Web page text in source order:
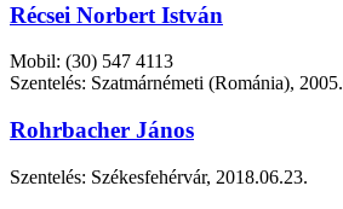
Récsei Norbert István
Mobil: (30) 547 4113
Szentelés: Szatmárnémeti (Románia),
Rohrbacher János
Szentelés: Székesfehérvár, 2018.06.23.